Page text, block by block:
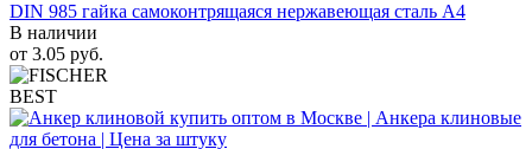
DIN 985 гайка самоконтрящаяся нержавеющая сталь A4
В наличии
от 3.05 руб.
BEST